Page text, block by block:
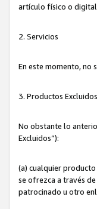
artículo físico o digital
2. Servicios
En este momento, no
3. Productos Excluidos
No obstante lo
Excluidos”):
(a) cualquier
se ofrezca a través
patrocinado u otro